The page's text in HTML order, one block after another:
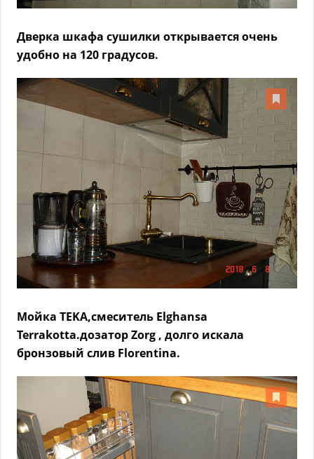
Дверка шкафа сушилки открывается очень
удобно на 120 градусов.
Мойка TEKA,смеситель Elghansa
Terrakotta.дозатор Zorg , долго искала
бронзовый слив Florentina.